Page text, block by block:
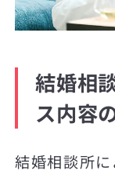
結婚相
ス内容
結婚相談所